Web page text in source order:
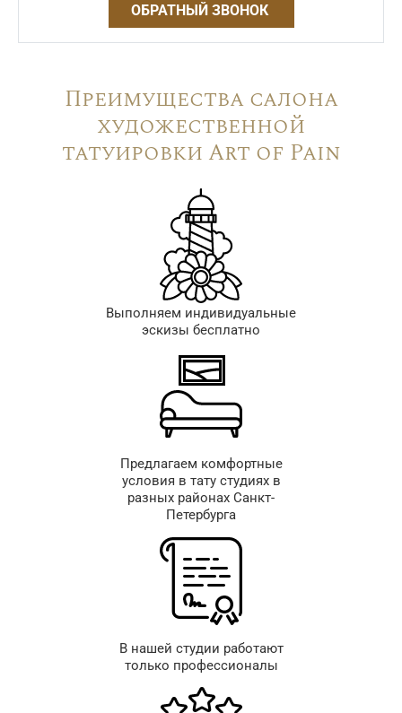
ОБРАТНЫЙ ЗВОНОК
Преимущества салона
художественной
татуировки Art of Pain
Выполняем индивидуальные
эскизы бесплатно
Предлагаем комфортные
условия в тату студиях в
разных районах Санкт-
Петербурга
В нашей студии работают
только профессионалы